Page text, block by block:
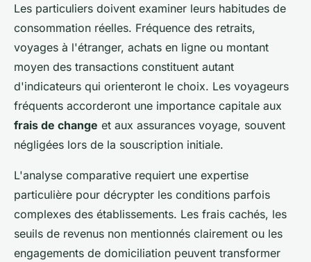
Les particuliers doivent examiner leurs habitudes de
consommation réelles. Fréquence des retraits,
voyages à l'étranger, achats en ligne ou montant
moyen des transactions constituent autant
d'indicateurs qui orienteront le choix. Les voyageurs
fréquents accorderont une importance capitale aux
frais de change et aux assurances voyage, souvent
négligées lors de la souscription initiale.
L'analyse comparative requiert une expertise
particulière pour décrypter les conditions parfois
complexes des établissements. Les frais cachés, les
seuils de revenus non mentionnés clairement ou les
engagements de domiciliation peuvent transformer